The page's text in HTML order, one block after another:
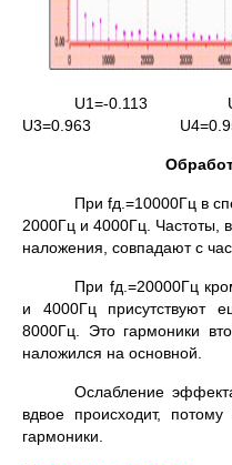
U1=-0.113
U3=0.963
При fд.=10000Гц в
2000Гц и 4000Гц. Частоты,
наложения, совпадают с
При fд.=20000Гц
и 4000Гц присутствуют
8000Гц. Это гармоники
наложился на основной.
Ослабление
вдвое происходит,
гармоники.